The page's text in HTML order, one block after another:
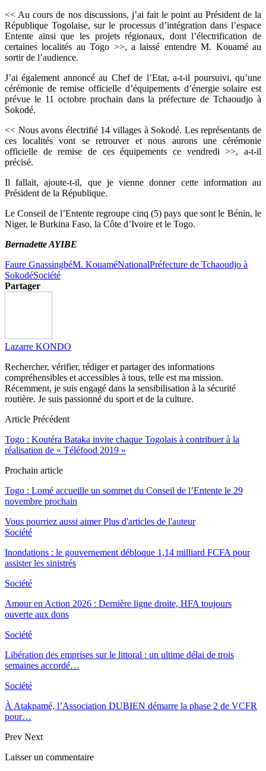
<< Au cours de nos discussions, j’ai fait le point au Président de la
République Togolaise, sur le processus d’intégration dans l’espace
Entente ainsi que les projets régionaux, dont l’électrification de
certaines localités au Togo >>, a laissé entendre M. Kouamé au
sortir de l’audience.
J’ai également annoncé au Chef de l’Etat, a-t-il poursuivi, qu’une
cérémonie de remise officielle d’équipements d’énergie solaire est
prévue le 11 octobre prochain dans la préfecture de Tchaoudjo à
Sokodé.
<< Nous avons électrifié 14 villages à Sokodé. Les représentants de
ces localités vont se retrouver et nous aurons une cérémonie
officielle de remise de ces équipements ce vendredi >>, a-t-il
précisé.
Il fallait, ajoute-t-il, que je vienne donner cette information au
Président de la République.
Le Conseil de l’Entente regroupe cinq (5) pays que sont le Bénin, le
Niger, le Burkina Faso, la Côte d’Ivoire et le Togo.
Bernadette AYIBE
Faure GnassingbéM. KouaméNationalPréfecture de Tchaoudjo à
SokodéSociété
Partager
Lazarre KONDO
Rechercher, vérifier, rédiger et partager des informations
compréhensibles et accessibles à tous, telle est ma mission.
Récemment, je suis engagé dans la sensibilisation à la sécurité
routière. Je suis passionné du sport et de la culture.
Article Précédent
Togo : Koutéra Bataka invite chaque Togolais à contribuer à la
réalisation de « Téléfood 2019 »
Prochain article
Togo : Lomé accueille un sommet du Conseil de l’Entente le 29
novembre prochain
Vous pourriez aussi aimer Plus d'articles de l'auteur
Société
Inondations : le gouvernement débloque 1,14 milliard FCFA pour
assister les sinistrés
Société
Amour en Action 2026 : Dernière ligne droite, HFA toujours
ouverte aux dons
Société
Libération des emprises sur le littoral : un ultime délai de trois
semaines accordé…
Société
À Atakpamé, l’Association DUBIEN démarre la phase 2 de VCFR
pour…
Prev Next
Laisser un commentaire